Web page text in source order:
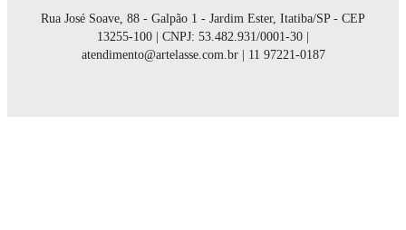
Rua José Soave, 88 - Galpão 1 - Jardim Ester, Itatiba/SP - CEP
13255-100 | CNPJ: 53.482.931/0001-30 |
atendimento@artelasse.com.br | 11 97221-0187